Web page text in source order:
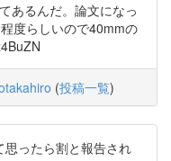
あるんだ。論文になっ
度らしいので40mmの
(投稿一覧)
ったら割と報告され